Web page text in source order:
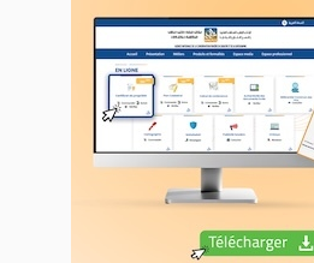
LODJ
L'ODJ LIVE
LODJ AUDIO
WEB RADIO R212
Copyright © 2022 Groupe
Ce site utilise Google Analytics. En
autorisez à déposer un cookie à des